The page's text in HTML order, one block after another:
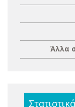
Άλλα